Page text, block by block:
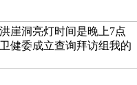
崖洞亮灯时间是晚上7点
健委成立查询拜访组我的